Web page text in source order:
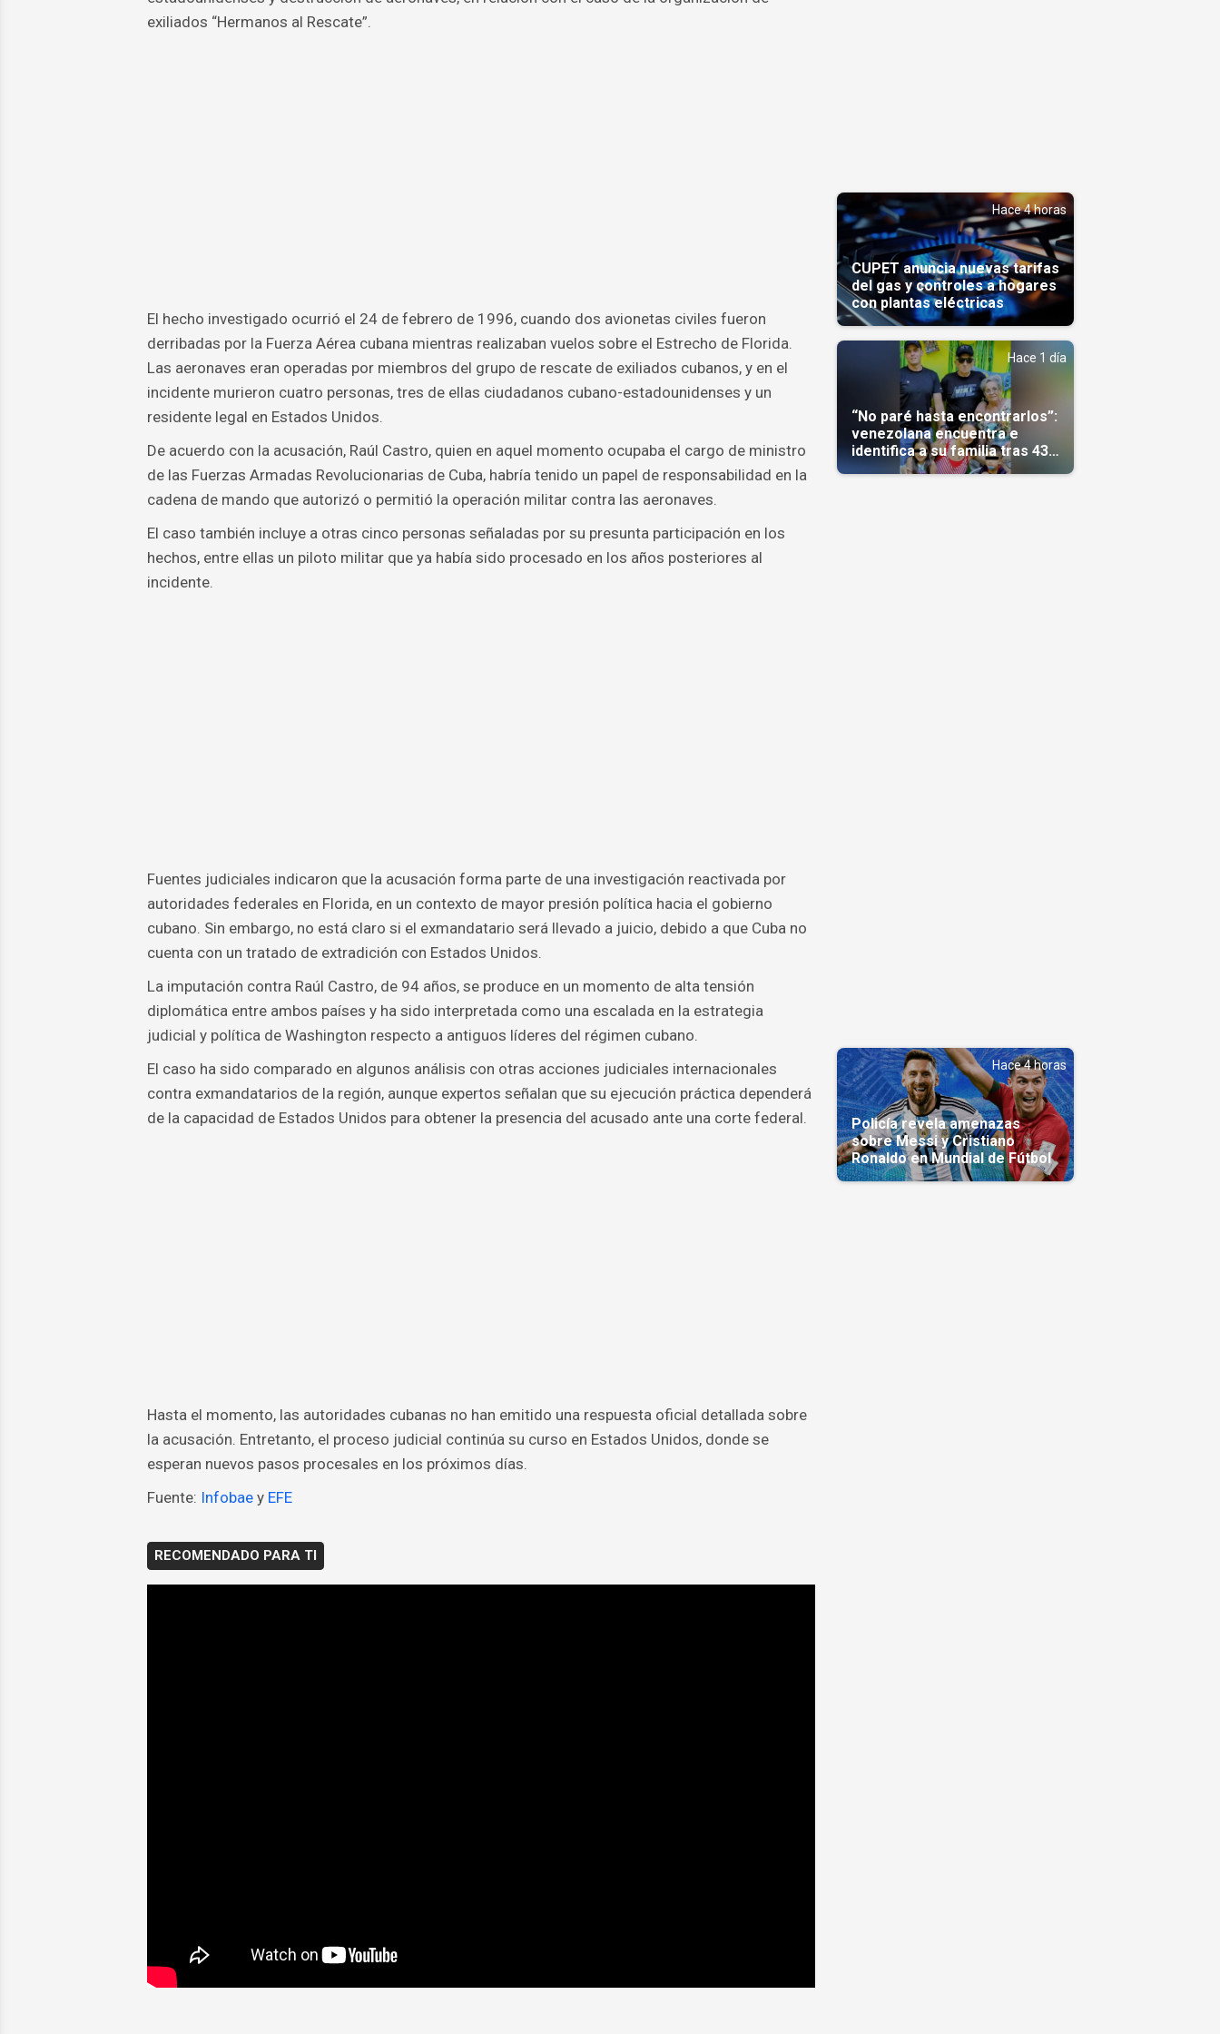
exiliados “Hermanos al Rescate”.
El hecho investigado ocurrió el 24 de febrero de 1996, cuando dos avionetas civiles fueron
derribadas por la Fuerza Aérea cubana mientras realizaban vuelos sobre el Estrecho de Florida.
Las aeronaves eran operadas por miembros del grupo de rescate de exiliados cubanos, y en el
incidente murieron cuatro personas, tres de ellas ciudadanos cubano-estadounidenses y un
residente legal en Estados Unidos.
De acuerdo con la acusación, Raúl Castro, quien en aquel momento ocupaba el cargo de ministro
de las Fuerzas Armadas Revolucionarias de Cuba, habría tenido un papel de responsabilidad en la
cadena de mando que autorizó o permitió la operación militar contra las aeronaves.
El caso también incluye a otras cinco personas señaladas por su presunta participación en los
hechos, entre ellas un piloto militar que ya había sido procesado en los años posteriores al
incidente.
Fuentes judiciales indicaron que la acusación forma parte de una investigación reactivada por
autoridades federales en Florida, en un contexto de mayor presión política hacia el gobierno
cubano. Sin embargo, no está claro si el exmandatario será llevado a juicio, debido a que Cuba no
cuenta con un tratado de extradición con Estados Unidos.
La imputación contra Raúl Castro, de 94 años, se produce en un momento de alta tensión
diplomática entre ambos países y ha sido interpretada como una escalada en la estrategia
judicial y política de Washington respecto a antiguos líderes del régimen cubano.
El caso ha sido comparado en algunos análisis con otras acciones judiciales internacionales
contra exmandatarios de la región, aunque expertos señalan que su ejecución práctica dependerá
de la capacidad de Estados Unidos para obtener la presencia del acusado ante una corte federal.
Hasta el momento, las autoridades cubanas no han emitido una respuesta oficial detallada sobre
la acusación. Entretanto, el proceso judicial continúa su curso en Estados Unidos, donde se
esperan nuevos pasos procesales en los próximos días.
Fuente: Infobaey EFE
RECOMENDADO PARA TI
Hace 4 horas
CUPET anuncia nuevas tarifas
del gas y controles a hogares
con plantas eléctricas
Hace 1 día
“No paré hasta encontrarlos”:
venezolana encuentra e
identifica a su familia tras 43
días del terremoto
Hace 4 horas
Policía revela amenazas
sobre Messi y Cristiano
Ronaldo en Mundial de Fútbol